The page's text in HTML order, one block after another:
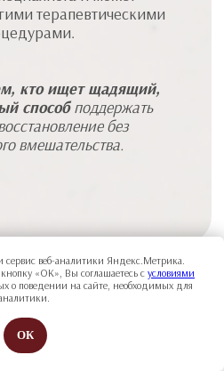
терапевтическими
кто ищет щадящий,
способподдержать
без
вмешательства.
сервис веб-аналитики Яндекс.Метрика.
«ОК», Вы соглашаетесь с условиями
о поведении на сайте, необходимых для
ОК